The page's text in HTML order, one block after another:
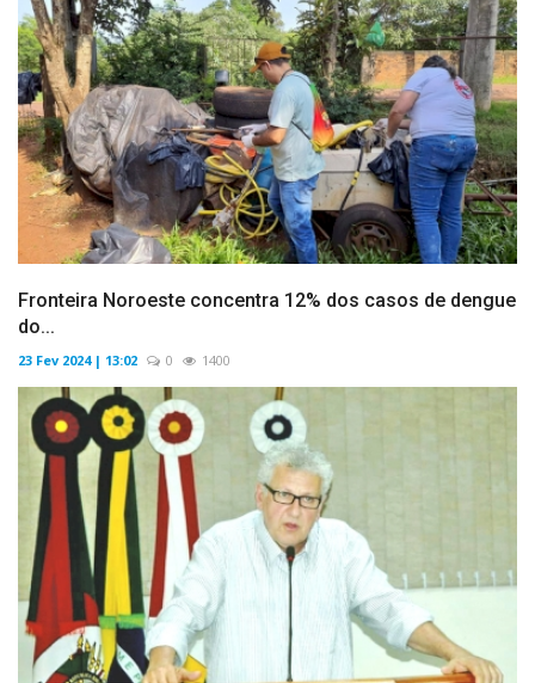
Fronteira Noroeste concentra 12% dos casos de dengue
do...
23 Fev 2024 | 13:02 0 1400